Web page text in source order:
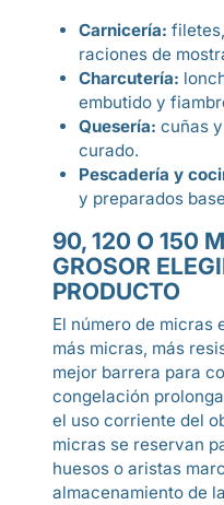
Carnicería:
raciones de
Charcutería:
embutido y
Quesería: cuñas
curado.
Pescadería y
y preparados
90, 120 O 150
GROSOR
PRODUCTO
El número de micras
más micras, más
mejor barrera para
congelación
el uso corriente del
micras se reservan
huesos o aristas
almacenamiento de